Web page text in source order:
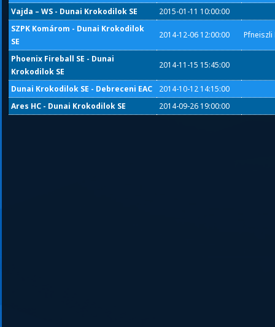
Vajda – WS - Dunai Krokodilok SE
2015-01-11 10:00:00
SZPK Komárom - Dunai Krokodilok
SE
2014-12-06 12:00:00 Pfneiszli
Phoenix Fireball SE - Dunai
Krokodilok SE
2014-11-15 15:45:00
Dunai Krokodilok SE - Debreceni EAC
2014-10-12 14:15:00
Ares HC - Dunai Krokodilok SE
2014-09-26 19:00:00